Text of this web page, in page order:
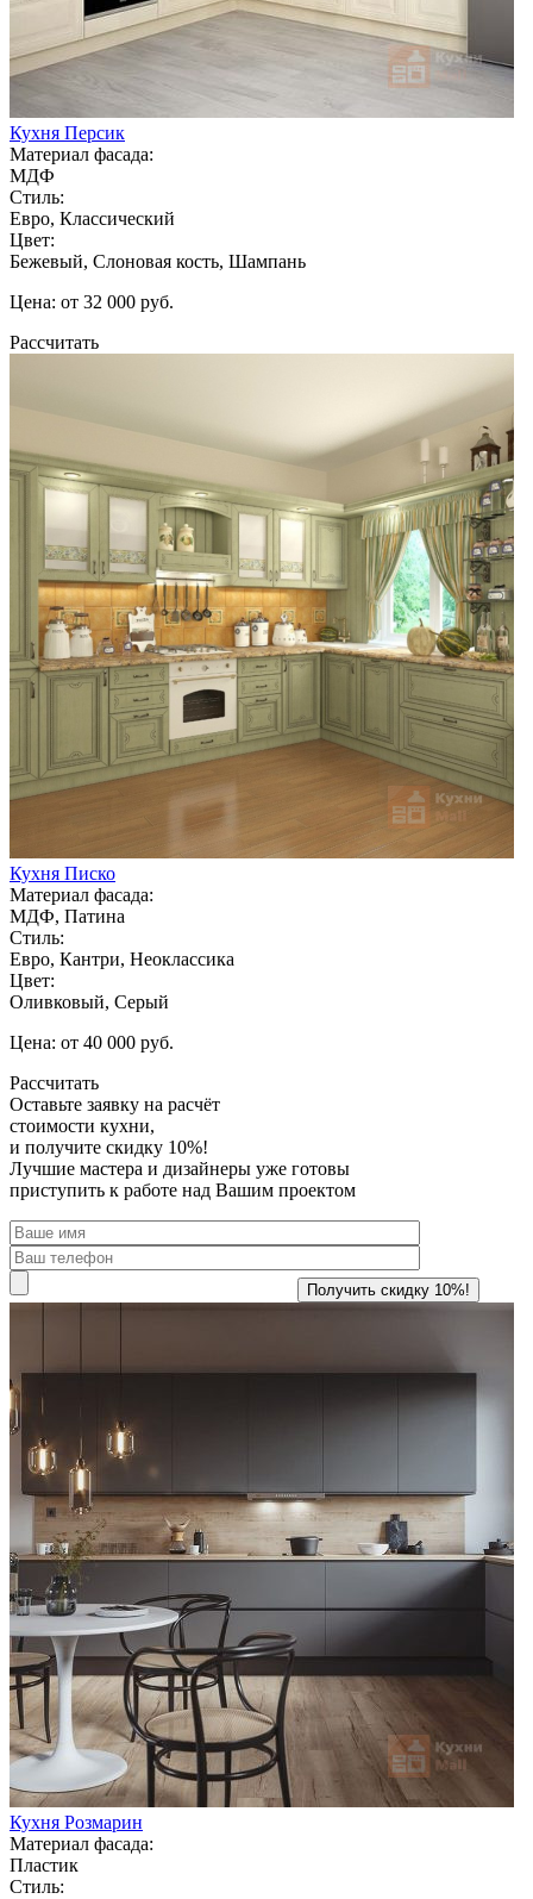
Кухня Персик
Материал фасада:
МДФ
Стиль:
Евро, Классический
Цвет:
Бежевый, Слоновая кость, Шампань
Цена: от 32 000 руб.
Рассчитать
Кухня Писко
Материал фасада:
МДФ, Патина
Стиль:
Евро, Кантри, Неоклассика
Цвет:
Оливковый, Серый
Цена: от 40 000 руб.
Рассчитать
Оставьте заявку на расчёт
стоимости кухни,
и получите скидку 10%!
Лучшие мастера и дизайнеры уже готовы
приступить к работе над Вашим проектом
Кухня Розмарин
Материал фасада:
Пластик
Стиль: